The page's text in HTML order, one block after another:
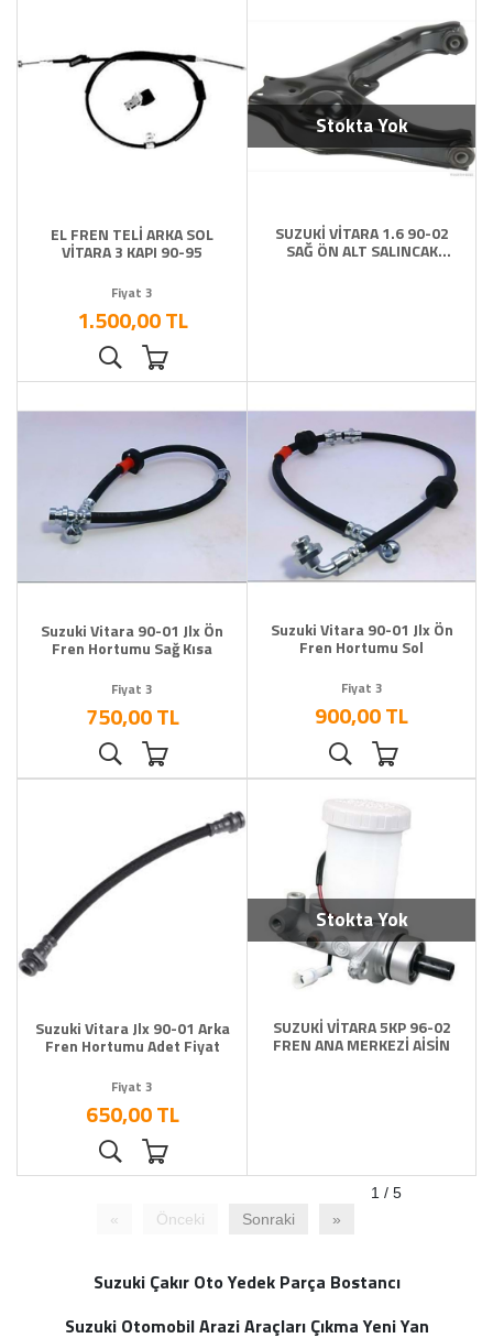
EL FREN TELİ ARKA SOL
VİTARA 3 KAPI 90-95
Fiyat 3
1.500,00 TL
Stokta Yok
SUZUKİ VİTARA 1.6 90-02
SAĞ ÖN ALT SALINCAK
Suzuki Vitara 90-01 Jlx Ön
Fren Hortumu Sağ Kısa
Fiyat 3
750,00 TL
Suzuki Vitara 90-01 Jlx Ön
Fren Hortumu Sol
Fiyat 3
900,00 TL
Suzuki Vitara Jlx 90-01 Arka
Fren Hortumu Adet Fiyat
Fiyat 3
650,00 TL
Stokta Yok
SUZUKİ VİTARA 5KP 96-02
FREN ANA MERKEZİ AİSİN
« Önceki Sonraki »
1 / 5
Suzuki Çakır Oto Yedek Parça Bostancı
Suzuki Otomobil Arazi Araçları Çıkma Yeni Yan